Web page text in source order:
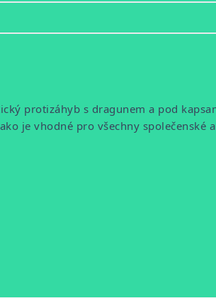
protizáhyb s dragunem a pod
je vhodné pro všechny společenské